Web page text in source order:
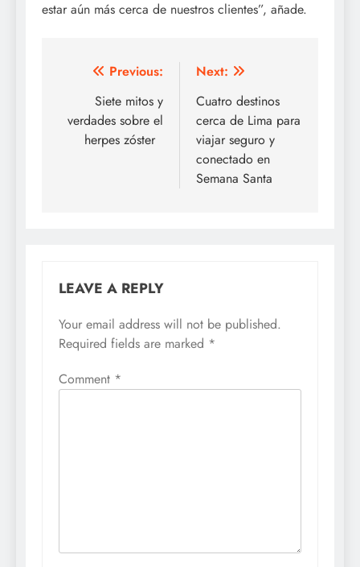
estar aún más cerca de nuestros clientes”, añade.
Post
navigation
Previous:
Siete mitos y
verdades sobre el
herpes zóster
Next:
Cuatro destinos
cerca de Lima para
viajar seguro y
conectado en
Semana Santa
LEAVE A REPLY
Your email address will not be published.
Required fields are marked *
Comment *